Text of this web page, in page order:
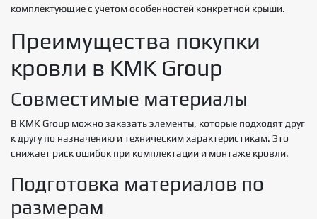
комплектующие с учётом особенностей конкретной крыши.
Преимущества покупки
кровли в KMK Group
Совместимые материалы
В KMK Group можно заказать элементы, которые подходят друг
к другу по назначению и техническим характеристикам. Это
снижает риск ошибок при комплектации и монтаже кровли.
Подготовка материалов по
размерам